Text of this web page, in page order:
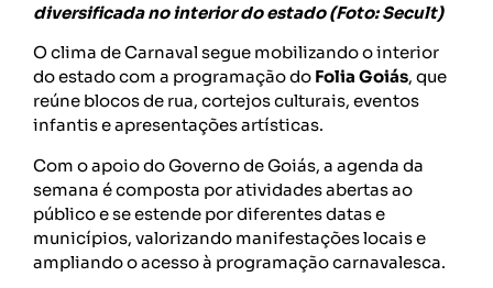
diversificada no interior do estado (Foto: Secult)
O clima de Carnaval segue mobilizando o interior
do estado com a programação do Folia Goiás, que
reúne blocos de rua, cortejos culturais, eventos
infantis e apresentações artísticas.
Com o apoio do Governo de Goiás, a agenda da
semana é composta por atividades abertas ao
público e se estende por diferentes datas e
municípios, valorizando manifestações locais e
ampliando o acesso à programação carnavalesca.